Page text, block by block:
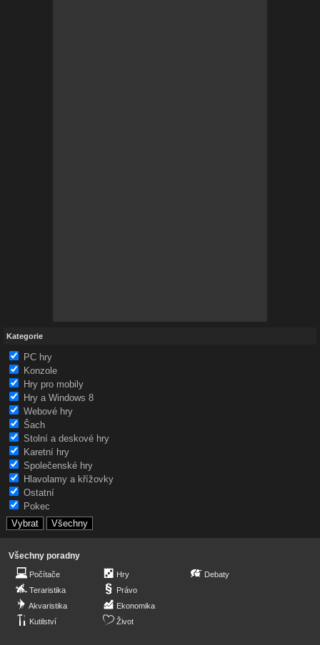
Kategorie
PC hry
Konzole
Hry pro mobily
Hry a Windows 8
Webové hry
Šach
Stolní a deskové hry
Karetní hry
Společenské hry
Hlavolamy a křížovky
Ostatní
Pokec
Všechny poradny
Počítače
Teraristika
Akvaristika
Kutilství
Hry
Právo
Ekonomika
Život
Debaty